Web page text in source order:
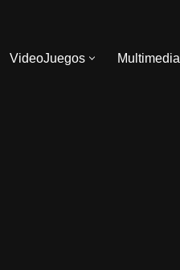
VideoJuegos Multimedia